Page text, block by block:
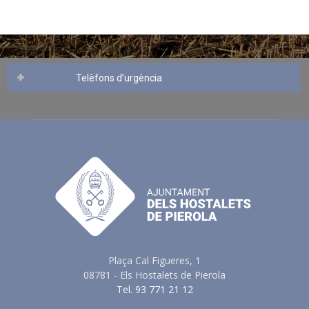
Telèfons d’urgència
Plaça Cal Figueres, 1
08781 - Els Hostalets de Pierola
Tel. 93 771 21 12